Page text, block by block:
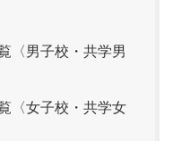
〈男子校・共学男
〈女子校・共学女